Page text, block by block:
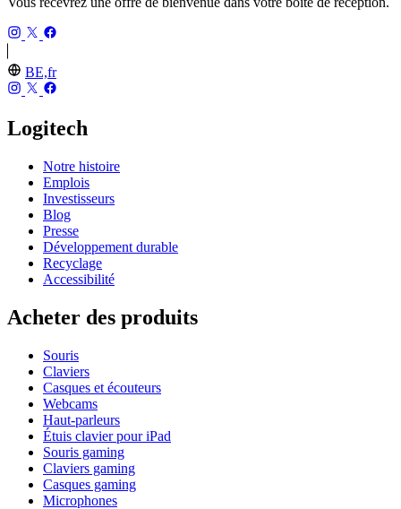
BE,fr
Logitech
Notre histoire
Emplois
Investisseurs
Blog
Presse
Développement durable
Recyclage
Accessibilité
Acheter des produits
Souris
Claviers
Casques et écouteurs
Webcams
Haut-parleurs
Étuis clavier pour iPad
Souris gaming
Claviers gaming
Casques gaming
Microphones